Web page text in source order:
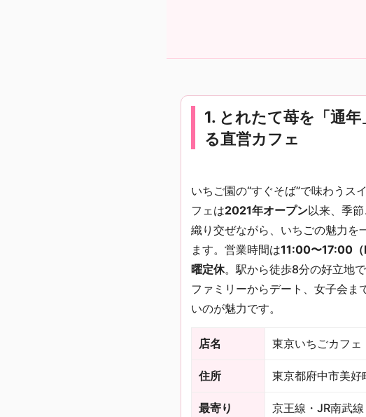
1. とれたて苺を「通
る直営カフェ
いちご園の“すぐそば”で味わうス
フェは2021年オープン以来、季
織り交ぜながら、いちごの魅力を
ます。営業時間は11:00〜17:00（
曜定休。駅から徒歩8分の好立地
ファミリーからデート、女子会ま
いのが魅力です。
店名 東京いちごカフェ
住所 東京都府中市美
最寄り
京王線・JR南武